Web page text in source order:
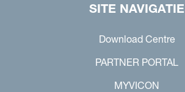
SITE NAVIGATIE
Download Centre
PARTNER PORTAL
MYVICON